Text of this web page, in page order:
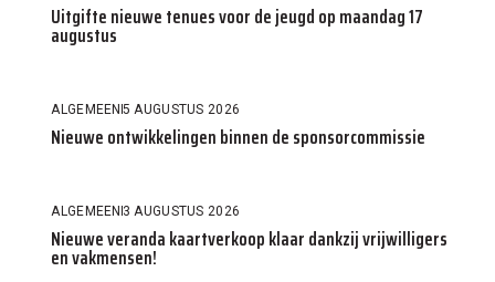
Uitgifte nieuwe tenues voor de jeugd op maandag 17
augustus
ALGEMEEN5 AUGUSTUS 2026
Nieuwe ontwikkelingen binnen de sponsorcommissie
ALGEMEEN3 AUGUSTUS 2026
Nieuwe veranda kaartverkoop klaar dankzij vrijwilligers
en vakmensen!